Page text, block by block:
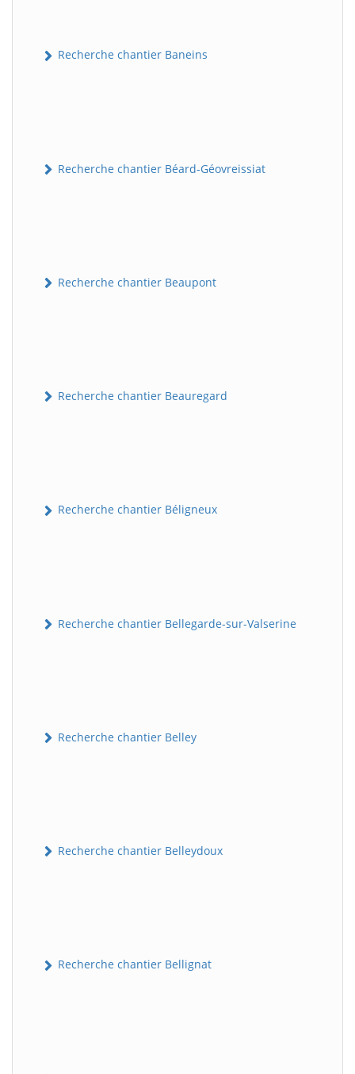
Recherche chantier Baneins
Recherche chantier Béard-Géovreissiat
Recherche chantier Beaupont
Recherche chantier Beauregard
Recherche chantier Béligneux
Recherche chantier Bellegarde-sur-Valserine
Recherche chantier Belley
Recherche chantier Belleydoux
Recherche chantier Bellignat